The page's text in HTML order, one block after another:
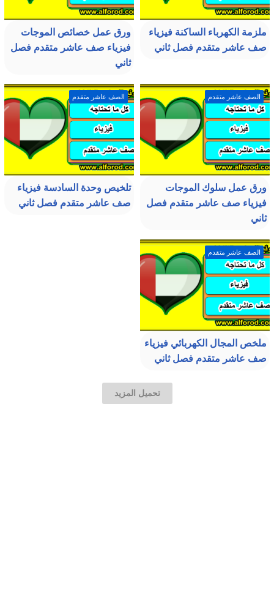
ملزمة الكهرباء الساكنة فيزياء
صف عاشر متقدم فصل ثاني
ورق عمل خصائص الموجات
فيزياء صف عاشر متقدم فصل
ثاني
الصف عاشر متقدم
ورق عمل سلوك الموجات
فيزياء صف عاشر متقدم فصل
ثاني
الصف عاشر متقدم
تلخيص وحدة السادسة فيزياء
صف عاشر متقدم فصل ثاني
الصف عاشر متقدم
ملخص المجال الكهربائي فيزياء
صف عاشر متقدم فصل ثاني
تحميل المزيد